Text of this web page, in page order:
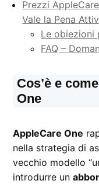
Prezzi
Vale la Pena
Le obiezioni
FAQ –
Cos’è e
One
AppleCare One
nella strategia di
vecchio modello
introdurre un